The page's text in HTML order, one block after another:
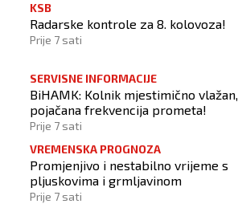
KSB
Radarske kontrole za 8. kolovoza!
Prije 7 sati
SERVISNE INFORMACIJE
BiHAMK: Kolnik mjestimično vlažan,
pojačana frekvencija prometa!
Prije 7 sati
VREMENSKA PROGNOZA
Promjenjivo i nestabilno vrijeme s
pljuskovima i grmljavinom
Prije 7 sati